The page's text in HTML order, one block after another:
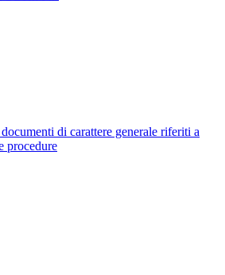
di carattere generale riferiti a
procedure